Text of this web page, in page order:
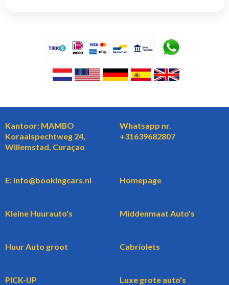
Kantoor: MAMBO
Koraalspechtweg 24,
Willemstad, Curaçao
Whatsapp nr.
+31639682807
E: info@bookingcars.nl Homepage
Kleine Huurauto's Middenmaat Auto's
Huur Auto groot Cabriolets
PICK-UP Luxe grote auto's